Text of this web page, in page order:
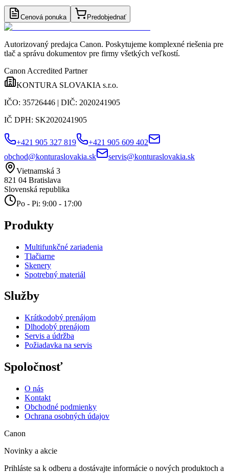
Cenová ponuka Predobjednať
Autorizovaný predajca Canon. Poskytujeme komplexné riešenia pre
tlač a správu dokumentov pre firmy všetkých veľkostí.
Canon Accredited Partner
KONTURA SLOVAKIA s.r.o.
IČO: 35726446 | DIČ: 2020241905
IČ DPH: SK2020241905
+421 905 327 819
+421 905 609 402
obchod@konturaslovakia.sk
servis@konturaslovakia.sk
Vietnamská 3
821 04 Bratislava
Slovenská republika
Po - Pi: 9:00 - 17:00
Produkty
Multifunkčné zariadenia
Tlačiarne
Skenery
Spotrebný materiál
Služby
Krátkodobý prenájom
Dlhodobý prenájom
Servis a údržba
Požiadavka na servis
Spoločnosť
O nás
Kontakt
Obchodné podmienky
Ochrana osobných údajov
Canon
Novinky a akcie
Prihláste sa k odberu a dostávajte informácie o nových produktoch a